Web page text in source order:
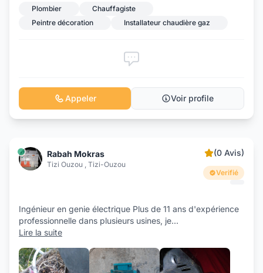
Plombier
Chauffagiste
Peintre décoration
Installateur chaudière gaz
Appeler Voir profile
Rabah Mokras
Tizi Ouzou , Tizi-Ouzou
(0 Avis)
Verifié
Ingénieur en genie électrique Plus de 11 ans d'expérience
professionnelle dans plusieurs usines, je...
Lire la suite